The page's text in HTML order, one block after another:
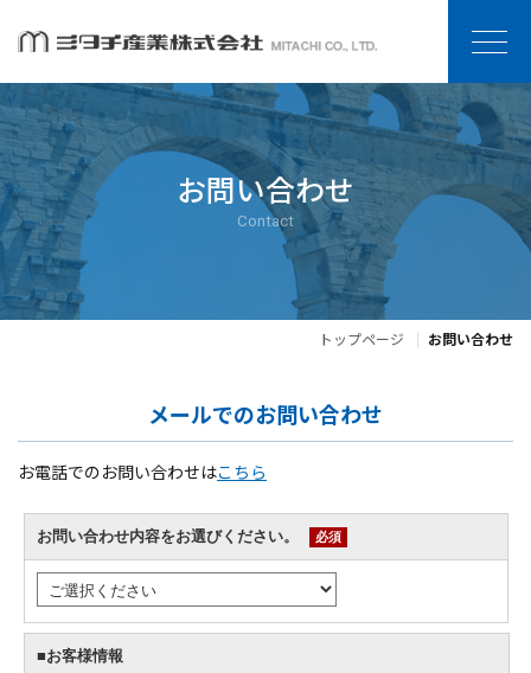
お問い合わせ
Contact
トップページ お問い合わせ
メールでのお問い合わせ
お電話でのお問い合わせはこちら
お問い合わせ内容をお選びください。 必須
■お客様情報